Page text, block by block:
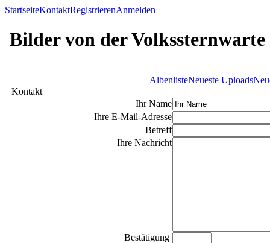
StartseiteKontaktRegistrierenAnmelden
Bilder von der Volkssternwarte
AlbenlisteNeueste Uploads
Kontakt
Ihr Name
Ihre E-Mail-Adresse
Betreff
Ihre Nachricht
Bestätigung